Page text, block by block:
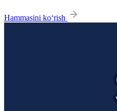
Hammasini ko‘rish